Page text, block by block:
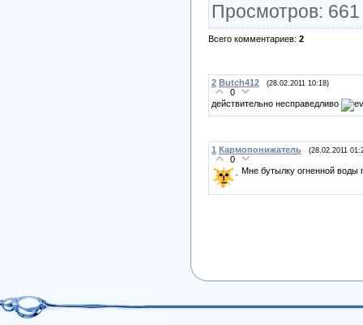
Просмотров:
Всего комментариев: 2
2 Butch412 (28.02.2011 10:18)
0
действительно несправедливо
1 Кармопонижатель (28.02.2011
0
Мне бутылку огненной воды